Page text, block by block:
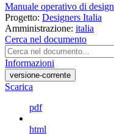
Manuale operativo di design
Progetto: Designers Italia
Amministrazione: italia
Cerca nel documento
Informazioni
versione-corrente
Scarica
pdf
html